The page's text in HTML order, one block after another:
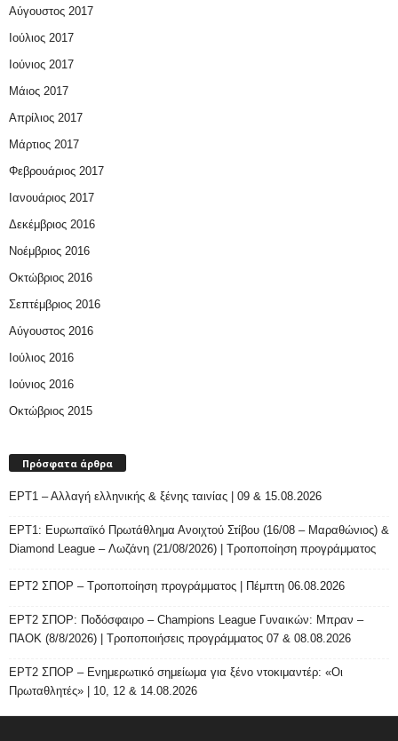
Αύγουστος 2017
Ιούλιος 2017
Ιούνιος 2017
Μάιος 2017
Απρίλιος 2017
Μάρτιος 2017
Φεβρουάριος 2017
Ιανουάριος 2017
Δεκέμβριος 2016
Νοέμβριος 2016
Οκτώβριος 2016
Σεπτέμβριος 2016
Αύγουστος 2016
Ιούλιος 2016
Ιούνιος 2016
Οκτώβριος 2015
Πρόσφατα άρθρα
ΕΡΤ1 – Αλλαγή ελληνικής & ξένης ταινίας | 09 & 15.08.2026
ΕΡΤ1: Ευρωπαϊκό Πρωτάθλημα Ανοιχτού Στίβου (16/08 – Μαραθώνιος) &
Diamond League – Λωζάνη (21/08/2026) | Τροποποίηση προγράμματος
ΕΡΤ2 ΣΠΟΡ – Τροποποίηση προγράμματος | Πέμπτη 06.08.2026
ΕΡΤ2 ΣΠΟΡ: Ποδόσφαιρο – Champions League Γυναικών: Μπραν –
ΠΑΟΚ (8/8/2026) | Τροποποιήσεις προγράμματος 07 & 08.08.2026
ΕΡΤ2 ΣΠΟΡ – Ενημερωτικό σημείωμα για ξένο ντοκιμαντέρ: «Οι
Πρωταθλητές» | 10, 12 & 14.08.2026